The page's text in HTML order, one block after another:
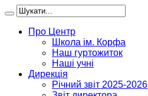
Про Центр
Школа ім. Корфа
Наш гуртожиток
Наші учні
Дирекція
Річний звіт 2025-2026